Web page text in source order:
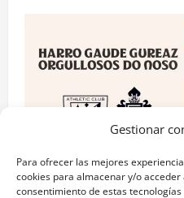
Gestionar
Para ofrecer las mejores
cookies para almacenar y/o
consentimiento de estas
RC Celta